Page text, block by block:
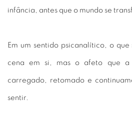
infância, antes que o mundo se
Em um sentido psicanalítico, o
cena em si, mas o afeto que a
carregado, retomado e
sentir.